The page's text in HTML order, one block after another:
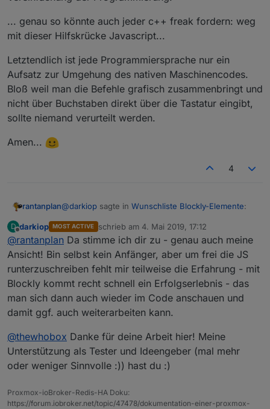
... genau so könnte auch jeder c++ freak fordern: weg
mit dieser Hilfskrücke Javascript...
Letztendlich ist jede Programmiersprache nur ein
Aufsatz zur Umgehung des nativen Maschinencodes.
Bloß weil man die Befehle grafisch zusammenbringt und
nicht über Buchstaben direkt über die Tastatur eingibt,
sollte niemand verurteilt werden.
Amen...
4
rantanplan@darkiop sagte in Wunschliste Blockly-Elemente:
Zum Thema von oben, Zielgruppe für Blockly:
Ja die Hauptzielgruppe ist sicher der
Anwender der nicht Programmieren kann.
Aber auch der fortgeschrittene nutzt sicher an
der ein oder anderen Stelle Blockly. Ich finde
es für SmartHome Themen sehr nützlich mit
Blockly zu arbeiten.
Aus Anfängern werden machmal Fortgeschrittene.
Und die Begehrlichkeiten wachsen ziemlich schnell.
Da sollte Blockly keine Einbahnstrasse sein.
Den Spruch "na dann sollen die doch JS lernen"
Blockly sollte/muss erweitert werden, aber immer
mit dem Hintergrund, das es Blockly ist.
D
Offline
darkiop MOST ACTIVE schrieb am 4. Mai 2019, 17:12
zuletzt editiert von
@rantanplan Da stimme ich dir zu - genau auch meine
Ansicht! Bin selbst kein Anfänger, aber um frei die JS
runterzuschreiben fehlt mir teilweise die Erfahrung - mit
Blockly kommt recht schnell ein Erfolgserlebnis - das
man sich dann auch wieder im Code anschauen und
damit ggf. auch weiterarbeiten kann.
@thewhobox Danke für deine Arbeit hier! Meine
Unterstützung als Tester und Ideengeber (mal mehr
oder weniger Sinnvolle :)) hast du :)
Proxmox-ioBroker-Redis-HA Doku:
https://forum.iobroker.net/topic/47478/dokumentation-einer-proxmox-